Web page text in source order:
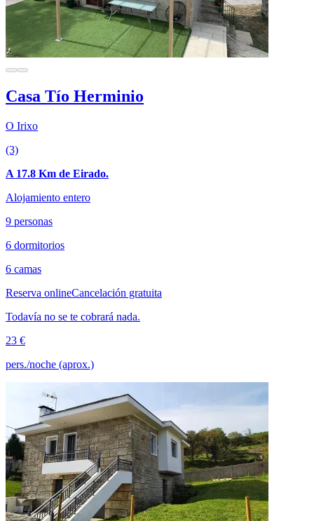
Casa Tío Herminio
O Irixo
(3)
A 17.8 Km de Eirado.
Alojamiento entero
9 personas
6 dormitorios
6 camas
Reserva onlineCancelación gratuita
Todavía no se te cobrará nada.
23 €
pers./noche (aprox.)